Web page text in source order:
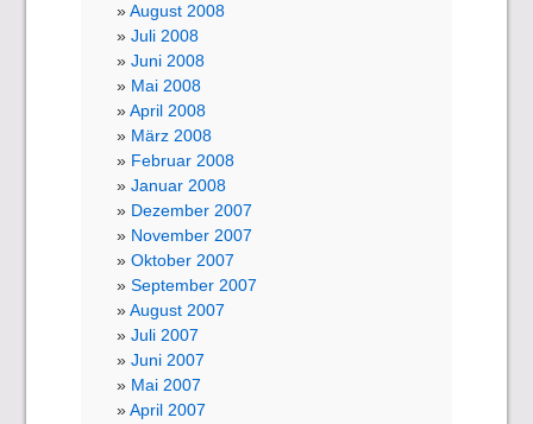
August 2008
Juli 2008
Juni 2008
Mai 2008
April 2008
März 2008
Februar 2008
Januar 2008
Dezember 2007
November 2007
Oktober 2007
September 2007
August 2007
Juli 2007
Juni 2007
Mai 2007
April 2007